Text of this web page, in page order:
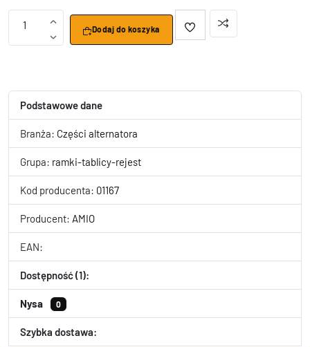
1 Dodaj do koszyka
Podstawowe dane
Branża: Części alternatora
Grupa: ramki-tablicy-rejest
Kod producenta: 01167
Producent: AMIO
EAN:
Dostępność (1):
Nysa 0
Szybka dostawa: